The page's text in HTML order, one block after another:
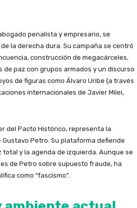
penalista y empresario, se
la derecha dura. Su campaña se centró
construcción de megacárceles,
de paz con grupos armados y un discurso
de figuras como Álvaro Uribe (a través
internacionales de Javier Milei,
del Pacto Histórico, representa la
Petro. Su plataforma defiende
total y la agenda de izquierda. Aunque se
de Petro sobre supuesto fraude, ha
como “fascismo”.